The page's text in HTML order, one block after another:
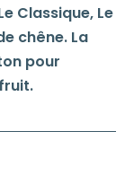
Classique, Le
chêne. La
pour